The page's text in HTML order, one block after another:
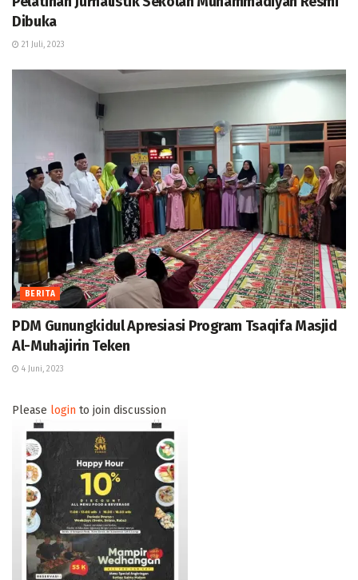
Dibuka
21 Juli, 2023
BERITA
PDM Gunungkidul Apresiasi Program Tsaqifa Masjid
Al-Muhajirin Teken
4 Juni, 2023
Please login to join discussion